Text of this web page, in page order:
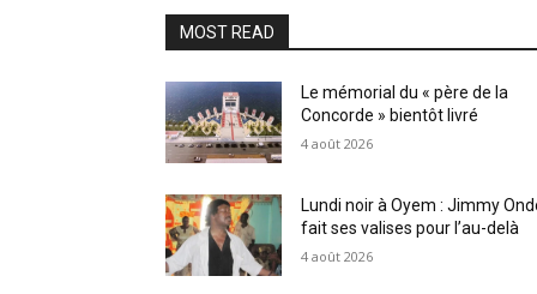
MOST READ
Le mémorial du « père de la
Concorde » bientôt livré
4 août 2026
Lundi noir à Oyem : Jimmy
fait ses valises pour l’au-delà
4 août 2026